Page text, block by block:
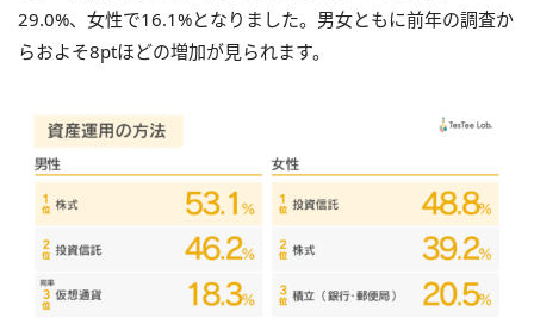
29.0%、女性で16.1%となりました。男女ともに前年の調査か
らおよそ8ptほどの増加が見られます。